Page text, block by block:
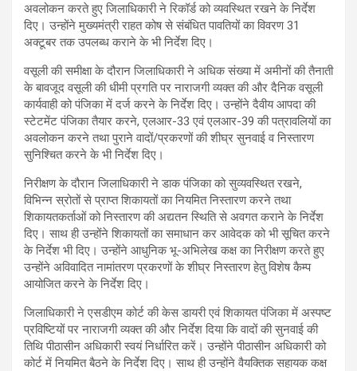
अवलोकन करते हुए जिलाधिकारी ने रिकॉर्ड को व्यवस्थित रखने के निर्देश
दिए। उन्होंने मुख्यमंत्री राहत कोष से संबंधित पावतियों का विवरण 31
अक्टूबर तक उपलब्ध कराने के भी निर्देश दिए।
वसूली की समीक्षा के दौरान जिलाधिकारी ने अधिक संख्या में अमीनों की तैनाती
के बावजूद वसूली की धीमी प्रगति पर नाराजगी व्यक्त की और दैनिक वसूली
कार्यवाही को पंजिका में दर्ज करने के निर्देश दिए। उन्होंने दैवीय आपदा की
स्टेटमेंट पंजिका तैयार करने, एलआर-33 एवं एलआर-39 की पत्रावलियों का
अवलोकन करने तथा पुराने वादों/प्रकरणों की शीघ्र सुनवाई व निस्तारण
सुनिश्चित करने के भी निर्देश दिए।
निरीक्षण के दौरान जिलाधिकारी ने डाक पंजिका को सुव्यवस्थित रखने,
विभिन्न स्रोतों से प्राप्त शिकायतों का नियमित निस्तारण करने तथा
शिकायतकर्ताओं को निस्तारण की अद्यतन स्थिति से अवगत कराने के निर्देश
दिए। साथ ही उन्होंने शिकायतों का समाधान कर आवेदक को भी सूचित करने
के निर्देश भी दिए। उन्होंने आधुनिक भू-अभिलेख कक्ष का निरीक्षण करते हुए
उन्होंने अविवादित नामांतरण प्रकरणों के शीघ्र निस्तारण हेतु विशेष कैम्प
आयोजित करने के निर्देश दिए।
जिलाधिकारी ने एसडीएम कोर्ट की केस डायरी एवं शिकायत पंजिका में अस्पष्ट
प्रविष्टियों पर नाराजगी व्यक्त की और निर्देश दिया कि वादों की सुनवाई की
तिथि पीठासीन अधिकारी स्वयं निर्धारित करें। उन्होंने पीठासीन अधिकारी को
कोर्ट में नियमित बैठने के निर्देश दिए। साथ ही उन्होंने वैयक्तिक सहायक कक्ष